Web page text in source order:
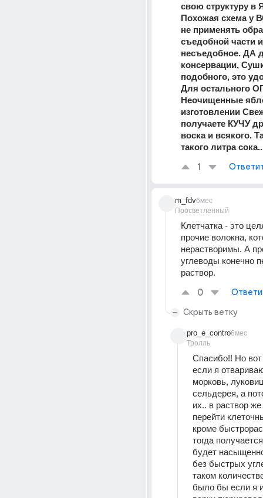
свою структуру в
Похожая схема у
не применять
съедобной части
несъедобное. ДА
консервации,
подобного, это
Для остального
Неочищенные
изготовлении
получаете КУЧУ
воска и всякого.
такого литра
1
m_fdv
Просветленный
6мес
Клетчатка - это
прочие волокна,
нерастворимы. А
углеводы конечно
раствор.
0
Скрыть ветку
pro_e_contro
Тролль
6мес
Спасибо!! Но
если я
морковь,
сельдерея, а
их.. в раствор же
перейти
кроме
тогда
будет
без быстрых
таком
было бы если я